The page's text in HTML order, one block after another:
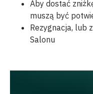
Aby dostać
muszą być
Rezygnacja, lub
Salonu